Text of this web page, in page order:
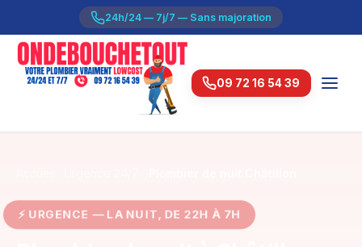
24h/24 — 7j/7 — Sans majoration
09 72 16 54 39
URGENCE — LA NUIT, DE 22H À 7H